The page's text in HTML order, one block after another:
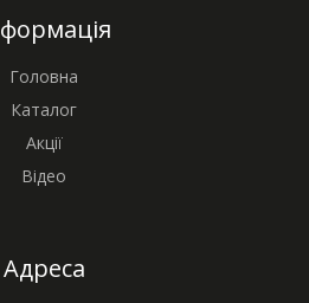
Головна
Каталог
Акції
Відео
Адреса